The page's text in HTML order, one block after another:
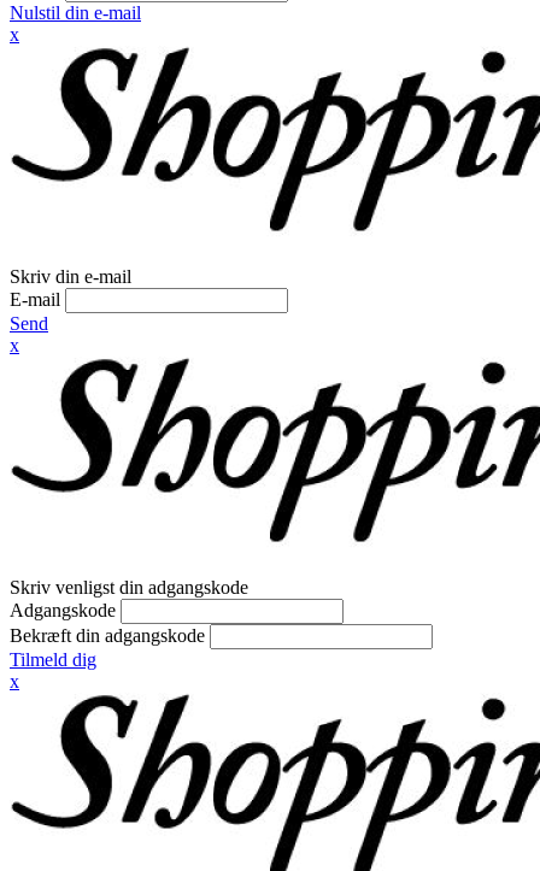
Nulstil din e-mail
x
Skriv din e-mail
E-mail
Send
x
Skriv venligst din adgangskode
Adgangskode
Bekræft din adgangskode
Tilmeld dig
x